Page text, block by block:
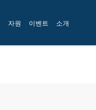
자원 이벤트 소개